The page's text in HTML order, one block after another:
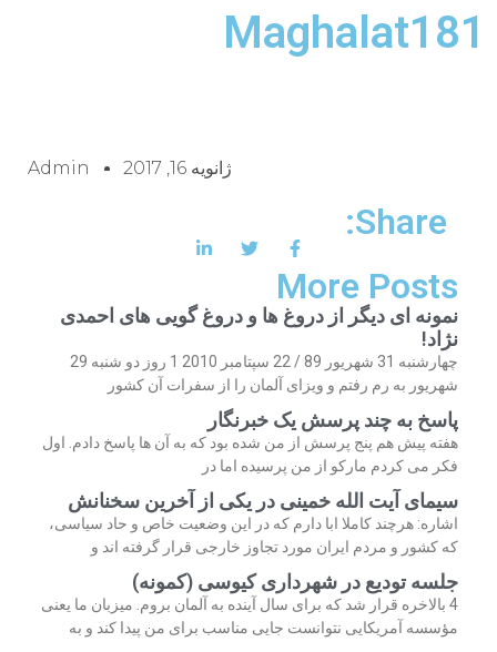
Maghalat181
ژانویه 16, 2017 Admin
Share:
More Posts
نمونه ای دیگر از دروغ ها و دروغ گویی های احمدی
نژاد!
چهارشنبه 31 شهریور 89 / 22 سپتامبر 2010 1 روز دو شنبه 29
شهریور به رم رفتم و ویزای آلمان را از سفرات آن کشور
پاسخ به چند پرسش یک خبرنگار
هفته پیش هم پنج پرسش از من شده بود که به آن ها پاسخ دادم. اول
فکر می کردم مارکو از من پرسیده اما در
سیمای آیت الله خمینی در یکی از آخرین سخنانش
اشاره: هرچند کاملا ابا دارم که در این وضعیت خاص و حاد سیاسی،
که کشور و مردم ایران مورد تجاوز خارجی قرار گرفته اند و
جلسه تودیع در شهرداری کیوسی (کمونه)
4 بالاخره قرار شد که برای سال آینده به آلمان بروم. میزبان ما یعنی
مؤسسه آمریکایی نتوانست جایی مناسب برای من پیدا کند و به